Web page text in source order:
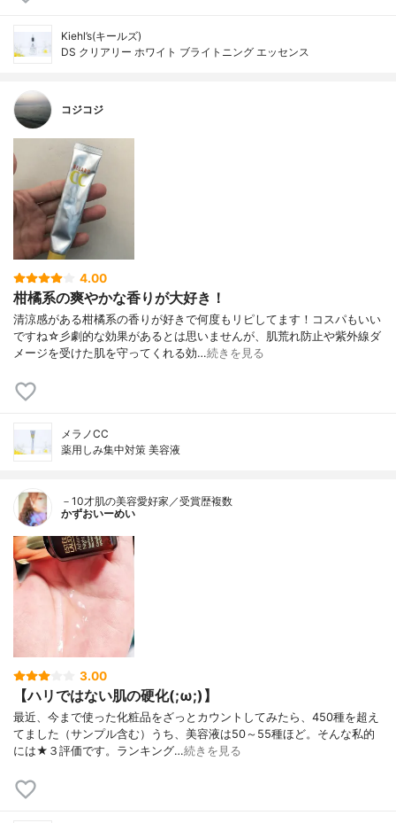
Kiehl’s(キールズ)
DS クリアリー ホワイト ブライトニング エッセンス
コジコジ
4.00
柑橘系の爽やかな香りが大好き！
清涼感がある柑橘系の香りが好きで何度もリピしてます！コスパもいい
ですね☆彡劇的な効果があるとは思いませんが、肌荒れ防止や紫外線ダ
メージを受けた肌を守ってくれる効…続きを見る
メラノCC
薬用しみ集中対策 美容液
－10才肌の美容愛好家／受賞歴複数
かずおいーめい
3.00
【ハリではない肌の硬化(;ω;)】
最近、今まで使った化粧品をざっとカウントしてみたら、450種を超え
てました（サンプル含む）うち、美容液は50～55種ほど。そんな私的
には★３評価です。ランキング…続きを見る